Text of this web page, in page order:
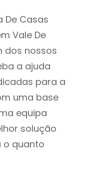
De Casas
Vale De
dos nossos
a ajuda
para a
uma base
equipa
solução
o quanto